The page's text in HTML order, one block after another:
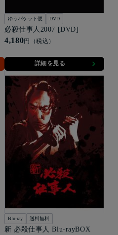
ゆうパケット便 DVD
必殺仕事人2007 [DVD]
4,180円（税込）
詳細を見る
Blu-ray 送料無料
新 必殺仕事人 Blu-rayBOX